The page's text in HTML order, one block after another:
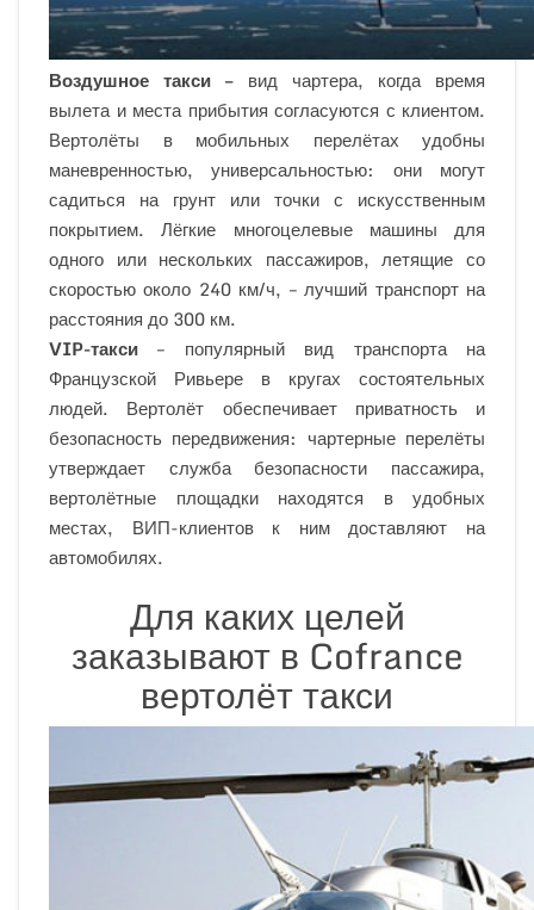
Воздушное такси – вид чартера, когда время
вылета и места прибытия согласуются с клиентом.
Вертолёты в мобильных перелётах удобны
маневренностью, универсальностью: они могут
садиться на грунт или точки с искусственным
покрытием. Лёгкие многоцелевые машины для
одного или нескольких пассажиров, летящие со
скоростью около 240 км/ч, – лучший транспорт на
расстояния до 300 км.
VIP-такси – популярный вид транспорта на
Французской Ривьере в кругах состоятельных
людей. Вертолёт обеспечивает приватность и
безопасность передвижения: чартерные перелёты
утверждает служба безопасности пассажира,
вертолётные площадки находятся в удобных
местах, ВИП-клиентов к ним доставляют на
автомобилях.
Для каких целей
заказывают в Cofrance
вертолёт такси